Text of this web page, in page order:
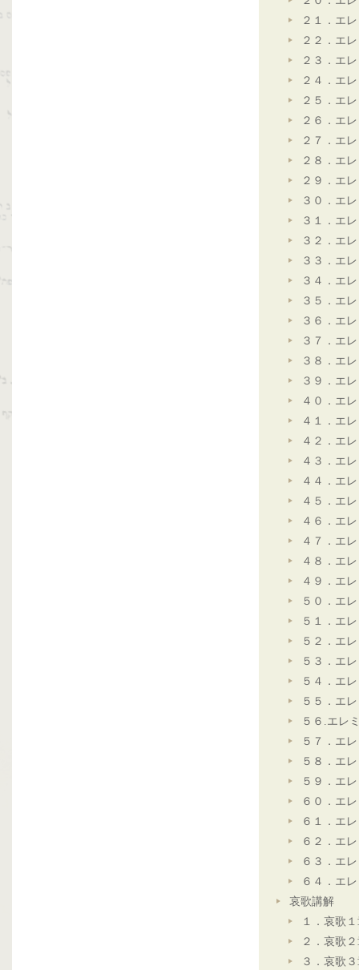
２１．エ
２２．エ
２３．エ
２４．エ
２５．エ
２６．エ
２７．エ
２８．エ
２９．エ
３０．エ
３１．エ
３２．エ
３３．エ
３４．エ
３５．エ
３６．エ
３７．エ
３８．エ
３９．エ
４０．エ
４１．エ
４２．エ
４３．エ
４４．エ
４５．エ
４６．エ
４７．エ
４８．エ
４９．エ
５０．エ
５１．エ
５２．エ
５３．エ
５４．エ
５５．エ
５６.エレ
５７．エ
５８．エ
５９．エ
６０．エ
６１．エ
６２．エ
６３．エ
６４．エ
哀歌講解
１．哀歌
２．哀歌
３．哀歌